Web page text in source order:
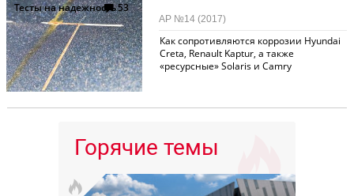
Тесты на надежность53
Как сопротивляются коррозии Hyundai
Creta, Renault Kaptur, а также
«ресурсные» Solaris и Camry
АР №14 (2017)
Горячие темы